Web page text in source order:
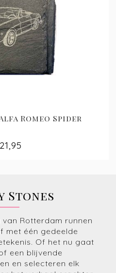
Romeo Spider
Stones
Rotterdam runnen
met één gedeelde
Of het nu gaat
een blijvende
en selecteren elk